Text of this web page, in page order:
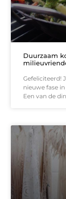
Duurzaam
Gefeliciteerd!
nieuwe fase
Een van de